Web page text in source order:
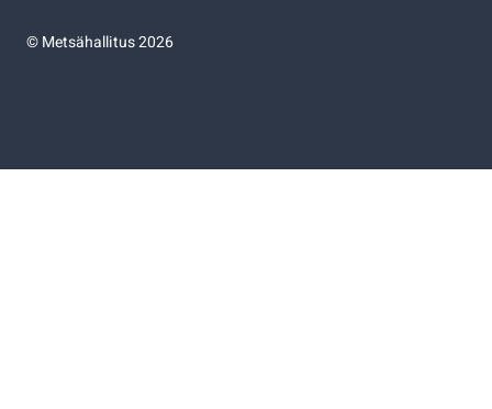
©Metsähallitus 2026